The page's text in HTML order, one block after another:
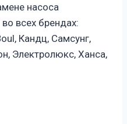
насоса
всех брендах:
Кандц, Самсунг,
Электролюкс, Ханса,